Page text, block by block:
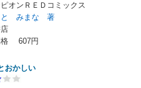
オンＲＥＤコミックス
と みまな 著
格 607円
おかしい